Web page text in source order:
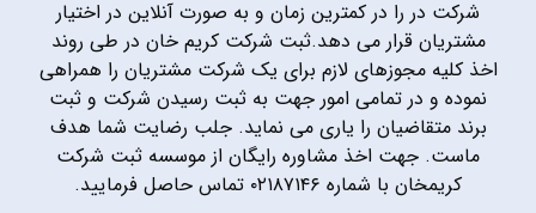
شرکت در را در کمترین زمان و به صورت آنلاین در اختیار
مشتریان قرار می دهد.ثبت شرکت کریم خان در طی روند
اخذ کلیه مجوزهای لازم برای یک شرکت مشتریان را همراهی
نموده و در تمامی امور جهت به ثبت رسیدن شرکت و ثبت
برند متقاضیان را یاری می نماید. جلب رضایت شما هدف
ماست. جهت اخذ مشاوره رایگان از موسسه ثبت شرکت
کریمخان با شماره ۰۲۱۸۷۱۴۶ تماس حاصل فرمایید.